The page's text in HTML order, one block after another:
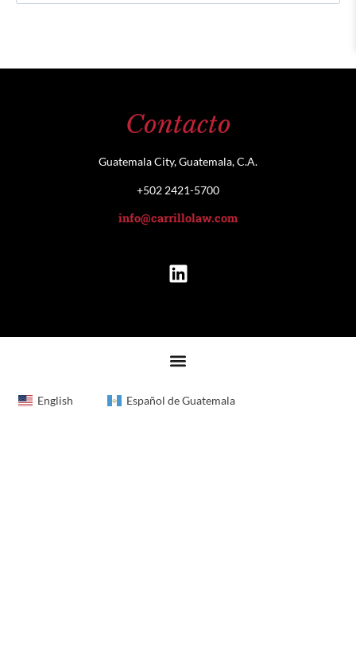
Contacto
Guatemala City, Guatemala, C.A.
+502 2421-5700
info@carrillolaw.com
English Español de Guatemala